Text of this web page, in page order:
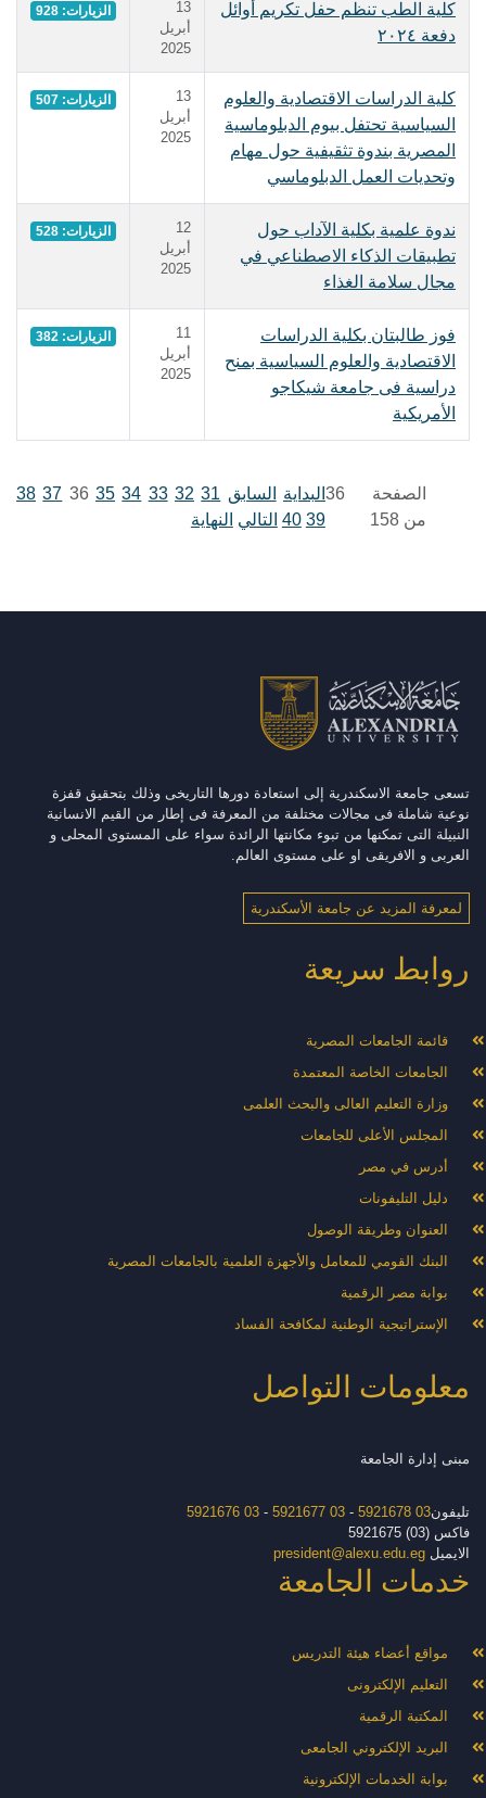
كلية الطب تنظم حفل تكريم أوائل
دفعة ٢٠٢٤
13
أبريل
2025
الزيارات: 928
كلية الدراسات الاقتصادية والعلوم
السياسية تحتفل بيوم الدبلوماسية
المصرية بندوة تثقيفية حول مهام
وتحديات العمل الدبلوماسي
13
أبريل
2025
الزيارات: 507
ندوة علمية بكلية الآداب حول
تطبيقات الذكاء الاصطناعي في
مجال سلامة الغذاء
12
أبريل
2025
الزيارات: 528
فوز طالبتان بكلية الدراسات
الاقتصادية والعلوم السياسية بمنح
دراسية فى جامعة شيكاجو
الأمريكية
11
أبريل
2025
الزيارات: 382
الصفحة 36
من 158
البداية السابق 31
32
33
34
35
36
37
38
39
40 التالي النهاية
تسعى جامعة الاسكندرية إلى استعادة دورها التاريخى وذلك بتحقيق قفزة
نوعية شاملة فى مجالات مختلفة من المعرفة فى إطار من القيم الانسانية
النبيلة التى تمكنها من تبوء مكانتها الرائدة سواء على المستوى المحلى و
العربى و الافريقى او على مستوى العالم.
لمعرفة المزيد عن جامعة الأسكندرية
روابط سريعة
قائمة الجامعات المصرية
الجامعات الخاصة المعتمدة
وزارة التعليم العالى والبحث العلمى
المجلس الأعلى للجامعات
أدرس في مصر
دليل التليفونات
العنوان وطريقة الوصول
البنك القومي للمعامل والأجهزة العلمية بالجامعات المصرية
بوابة مصر الرقمية
الإستراتيجية الوطنية لمكافحة الفساد
معلومات التواصل
مبنى إدارة الجامعة
تليفون03 5921678
-
03 5921677
-
03 5921676
فاكس (03) 5921675
الايميلpresident@alexu.edu.eg
خدمات الجامعة
مواقع أعضاء هيئة التدريس
التعليم الإلكترونى
المكتبة الرقمية
البريد الإلكتروني الجامعى
بوابة الخدمات الإلكترونية